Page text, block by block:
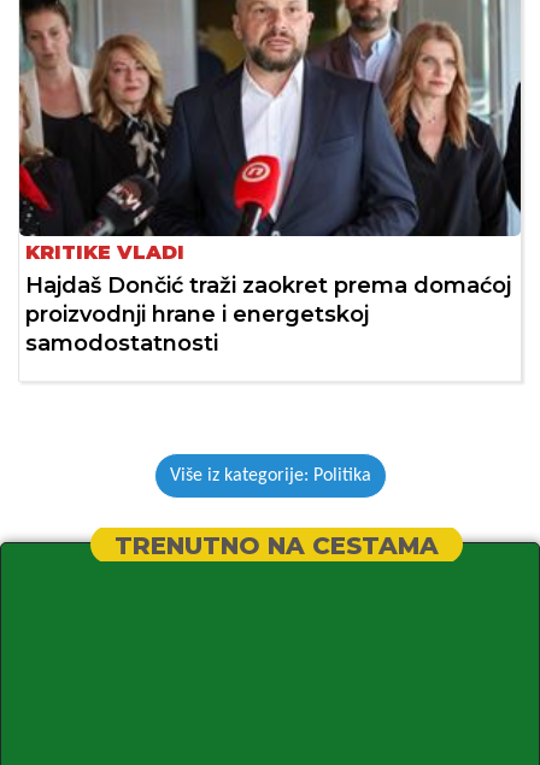
KRITIKE VLADI
Hajdaš Dončić traži zaokret prema domaćoj
proizvodnji hrane i energetskoj
samodostatnosti
Više iz kategorije: Politika
TRENUTNO NA CESTAMA